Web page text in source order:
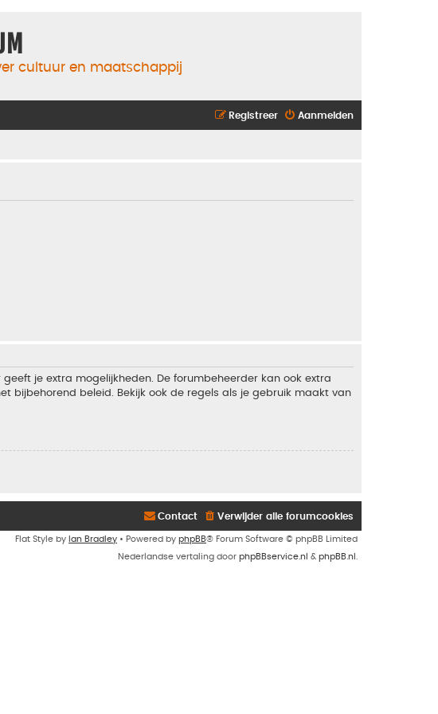
cultuur en maatschappij
Aanmelden
Registreer
je extra mogelijkheden. De forumbeheerder kan ook extra
bijbehorend beleid. Bekijk ook de regels als je gebruik maakt van
Verwijder alle forumcookies
Contact
Flat Style by Ian Bradley • Powered by phpBB® Forum Software © phpBB Limited
Nederlandse vertaling door phpBBservice.nl & phpBB.nl